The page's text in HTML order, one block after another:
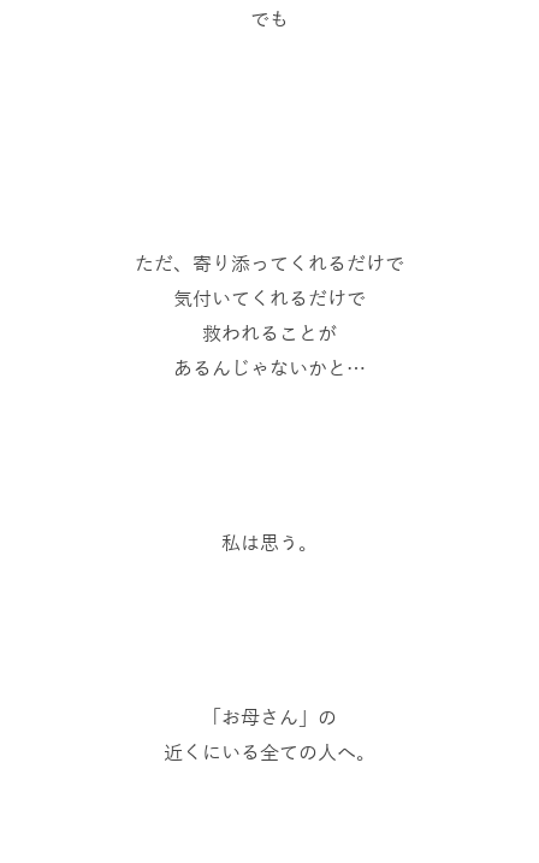
でも
ただ、寄り添ってくれるだけで
気付いてくれるだけで
救われることが
あるんじゃないかと…
私は思う。
「お母さん」の
近くにいる全ての人へ。